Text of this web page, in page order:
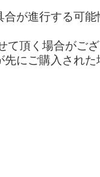
が進行する可能
て頂く場合がご
にご購入され